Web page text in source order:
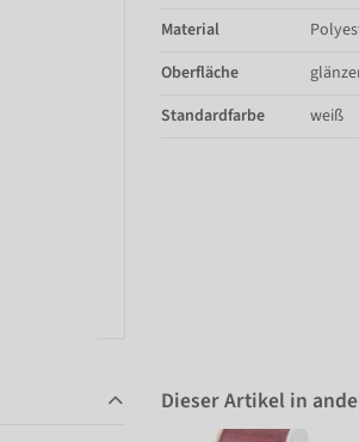
Material
Oberfläche
Standardfarbe
weiß
Dieser Artikel in